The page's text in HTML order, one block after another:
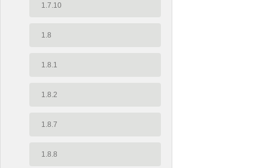
1.7.10
1.8
1.8.1
1.8.2
1.8.7
1.8.8